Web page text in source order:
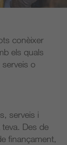
conèixer
els quals
o
serveis i
Des de
finançament,